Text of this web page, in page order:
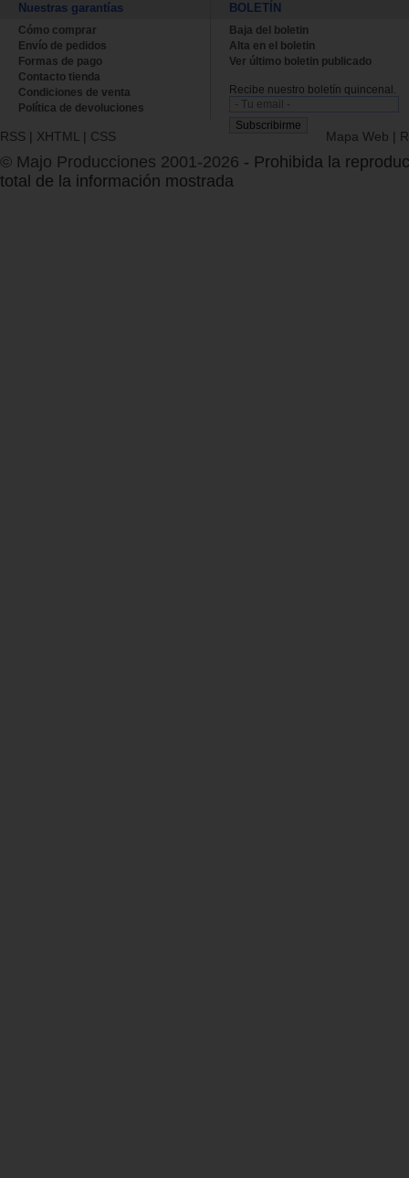
Nuestras garantías
Cómo comprar
Envío de pedidos
Formas de pago
Contacto tienda
Condiciones de venta
Política de devoluciones
BOLETÍN
Baja del boletin
Alta en el boletin
Ver último boletin publicado
Recibe nuestro boletín quincenal.
RSS | XHTML | CSS Mapa Web |
© Majo Producciones 2001-2026 - Prohibida la
total de la información mostrada